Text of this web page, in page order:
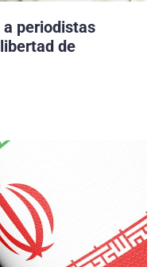
a periodistas
de